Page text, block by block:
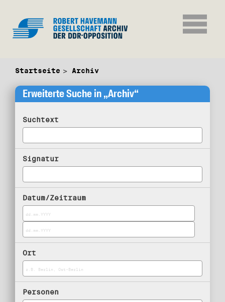
Startseite Archiv
Erweiterte Suche in „Archiv“
Suchtext
Signatur
Datum/Zeitraum
Ort
Personen